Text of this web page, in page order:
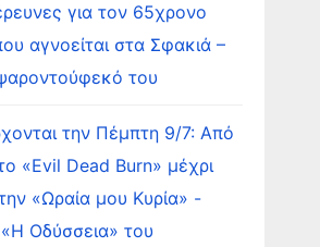
για τον 65χρονο
αγνοείται στα Σφακιά –
του
την Πέμπτη 9/7: Από
«Evil Dead Burn» μέχρι
«Ωραία μου Κυρία» -
«Η Οδύσσεια» του